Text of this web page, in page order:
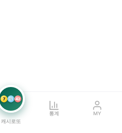
7 21 42
캐시로또
통계 MY